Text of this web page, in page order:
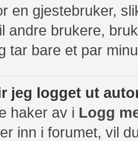
en gjestebruker,
andre brukere,
tar bare et par
jeg logget ut
haker av i Logg
inn i forumet, vil